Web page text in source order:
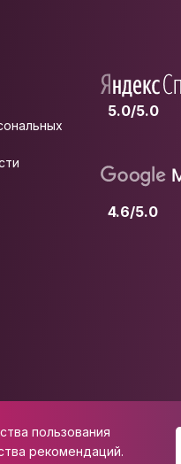
пользования
рекомендаций.
5.0/5.0
4.6/5.0